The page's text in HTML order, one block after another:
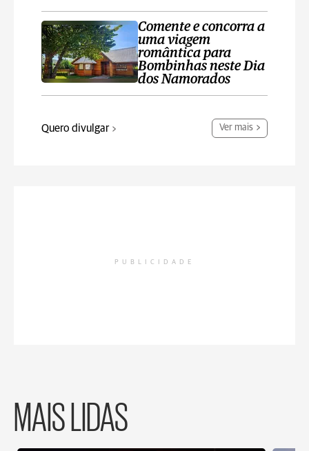
Comente e concorra a
uma viagem
romântica para
Bombinhas neste Dia
dos Namorados
Quero divulgar Ver mais
PUBLICIDADE
MAIS LIDAS